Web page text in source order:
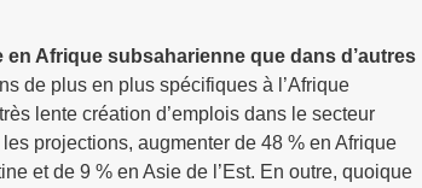
Afrique subsaharienne que dans d’autres
de plus en plus spécifiques à l’Afrique
lente création d’emplois dans le secteur
projections, augmenter de 48 % en Afrique
et de 9 % en Asie de l’Est. En outre, quoique